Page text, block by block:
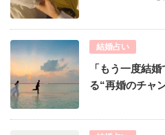
結婚占い
「もう一度結
る“再婚のチャ